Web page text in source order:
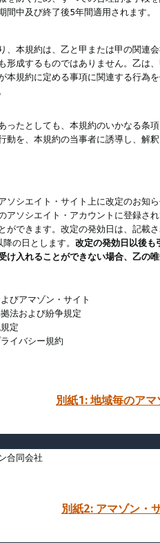
間中及び終了後5年間適用されます。
、本規約は、乙と甲または甲の関連
形成するものではありません。乙は
本規約に定める事項に関連する行為
ったとしても、本規約のいかなる条
動を、本規約の当事者に誘導し、解
ソシエイト・サイト上に改定のお知
アソシエイト・アカウントに登録さ
ができます。改定の発効日は、記載
の日とします。 改定の発効日以後も
け入れることができない場合、乙の
びアマゾン・サイト
法および紛争規定
定
イバシー規約
別紙1: 地域毎のア
合同会社
別紙2: アマゾン・